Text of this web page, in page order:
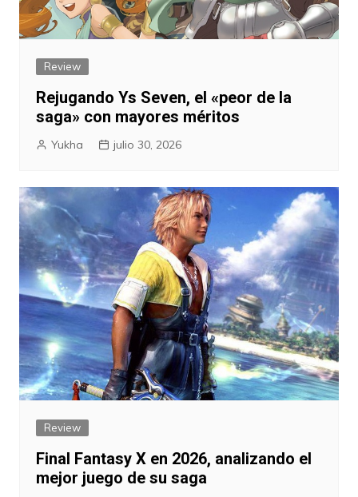
Review
Rejugando Ys Seven, el «peor de la
saga» con mayores méritos
Yukha julio 30, 2026
Review
Final Fantasy X en 2026, analizando el
mejor juego de su saga